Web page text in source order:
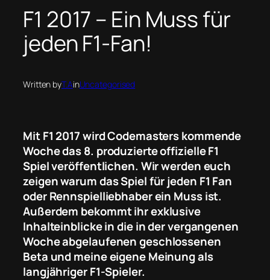
F1 2017 – Ein Muss für
jeden F1-Fan!
Written byT.AinUncategorised
Mit F1 2017 wird Codemasters kommende
Woche das 8. produzierte offizielle F1
Spiel veröffentlichen. Wir werden euch
zeigen warum das Spiel für jeden F1 Fan
oder Rennspielliebhaber ein Muss ist.
Außerdem bekommt ihr exklusive
Inhalteinblicke in die in der vergangenen
Woche abgelaufenen geschlossenen
Beta und meine eigene Meinung als
langjähriger F1-Spieler.